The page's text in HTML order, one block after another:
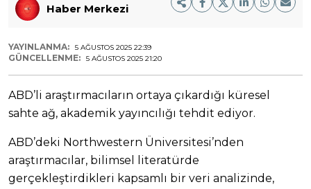
Haber Merkezi
YAYINLANMA: 5 AĞUSTOS 2025 22:39
GÜNCELLENME: 5 AĞUSTOS 2025 21:20
ABD’li araştırmacıların ortaya çıkardığı küresel
sahte ağ, akademik yayıncılığı tehdit ediyor.
ABD’deki Northwestern Üniversitesi’nden
araştırmacılar, bilimsel literatürde
gerçekleştirdikleri kapsamlı bir veri analizinde,